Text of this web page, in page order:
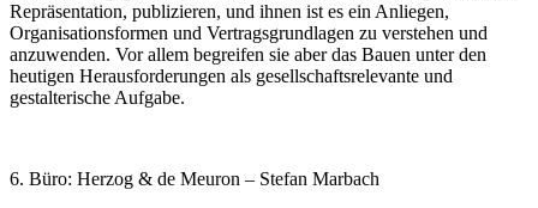
Repräsentation, publizieren, und ihnen ist es ein Anliegen,
Organisationsformen und Vertragsgrundlagen zu verstehen und
anzuwenden. Vor allem begreifen sie aber das Bauen unter den
heutigen Herausforderungen als gesellschaftsrelevante und
gestalterische Aufgabe.
6. Büro: Herzog & de Meuron – Stefan Marbach